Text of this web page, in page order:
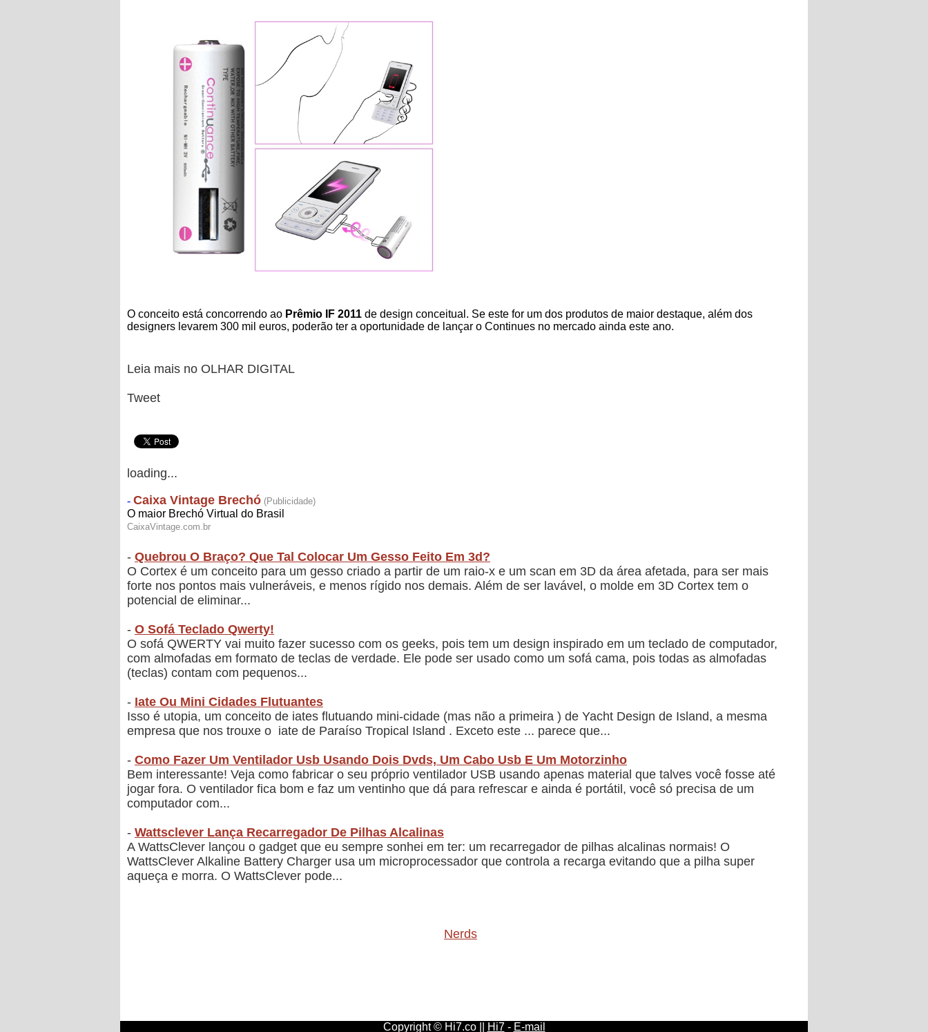
O conceito está concorrendo ao Prêmio IF 2011 de design conceitual. Se este for um dos produtos de maior destaque, além dos
designers levarem 300 mil euros, poderão ter a oportunidade de lançar o Continues no mercado ainda este ano.
Leia mais no OLHAR DIGITAL
Tweet
loading...
- Quebrou O Braço? Que Tal Colocar Um Gesso Feito Em 3d?
O Cortex é um conceito para um gesso criado a partir de um raio-x e um scan em 3D da área afetada, para ser mais
forte nos pontos mais vulneráveis, e menos rígido nos demais. Além de ser lavável, o molde em 3D Cortex tem o
potencial de eliminar...
- O Sofá Teclado Qwerty!
O sofá QWERTY vai muito fazer sucesso com os geeks, pois tem um design inspirado em um teclado de computador,
com almofadas em formato de teclas de verdade. Ele pode ser usado como um sofá cama, pois todas as almofadas
(teclas) contam com pequenos...
- Iate Ou Mini Cidades Flutuantes
Isso é utopia, um conceito de iates flutuando mini-cidade (mas não a primeira ) de Yacht Design de Island, a mesma
empresa que nos trouxe o iate de Paraíso Tropical Island . Exceto este ... parece que...
- Como Fazer Um Ventilador Usb Usando Dois Dvds, Um Cabo Usb E Um Motorzinho
Bem interessante! Veja como fabricar o seu próprio ventilador USB usando apenas material que talves você fosse até
jogar fora. O ventilador fica bom e faz um ventinho que dá para refrescar e ainda é portátil, você só precisa de um
computador com...
- Wattsclever Lança Recarregador De Pilhas Alcalinas
A WattsClever lançou o gadget que eu sempre sonhei em ter: um recarregador de pilhas alcalinas normais! O
WattsClever Alkaline Battery Charger usa um microprocessador que controla a recarga evitando que a pilha super
aqueça e morra. O WattsClever pode...
Nerds
Copyright © Hi7.co || Hi7- E-mail